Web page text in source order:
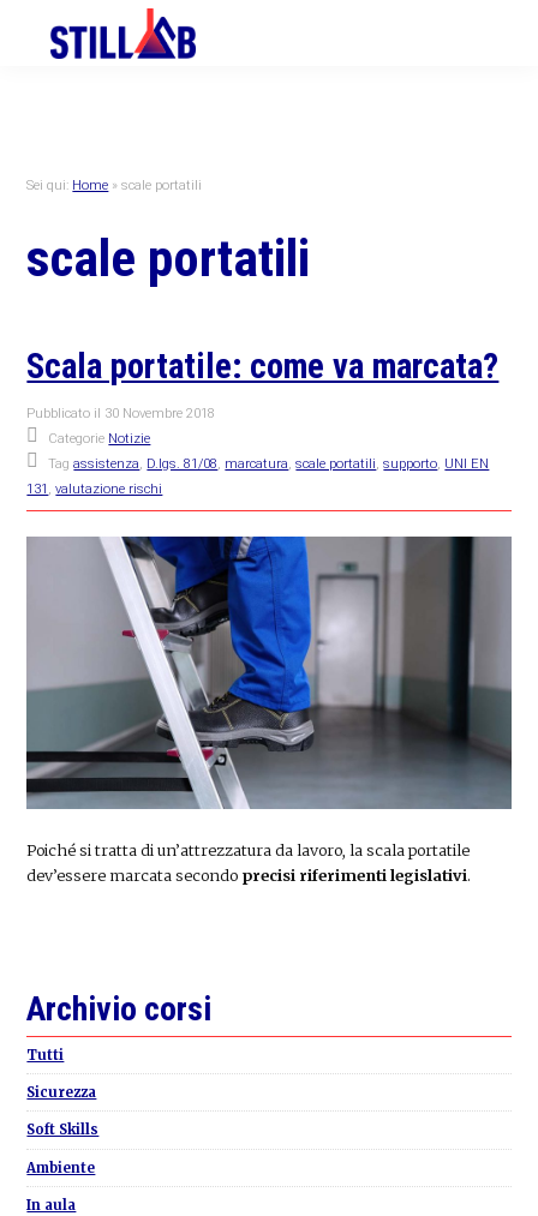
primary
primary
Sei qui: Home »scale portatili
scale portatili
Scala portatile: come va marcata?
Pubblicato il 30 Novembre 2018
Categorie Notizie
Tagassistenza D.lgs. 81/08 marcatura ,scale portatili ,supporto UNI EN
131
,valutazione rischi
Poiché si tratta di un’attrezzatura da lavoro, la scala portatile
dev’essere marcata secondo precisi riferimenti legislativi.
Primary
Sidebar
Archivio corsi
Tutti
Sicurezza
Soft Skills
Ambiente
In aula